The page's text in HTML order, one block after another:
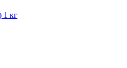
1 кг